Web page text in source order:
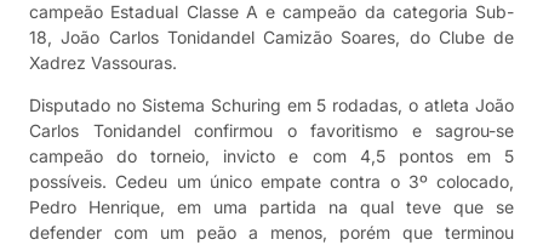
campeão Estadual Classe A e campeão da categoria Sub-
18, João Carlos Tonidandel Camizão Soares, do Clube de
Xadrez Vassouras.
Disputado no Sistema Schuring em 5 rodadas, o atleta João
Carlos Tonidandel confirmou o favoritismo e sagrou-se
campeão do torneio, invicto e com 4,5 pontos em 5
possíveis. Cedeu um único empate contra o 3º colocado,
Pedro Henrique, em uma partida na qual teve que se
defender com um peão a menos, porém que terminou